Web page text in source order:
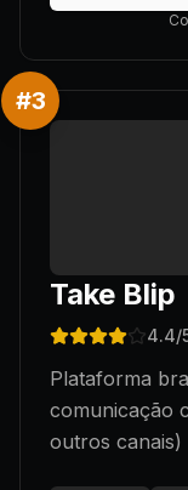
#3
Take Blip
4.4/
Plataforma
comunicação
outros canais)